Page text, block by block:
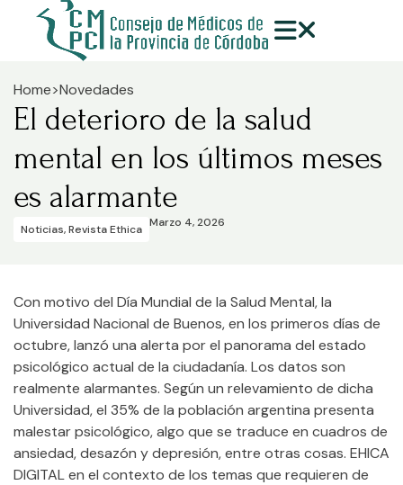
Home>Novedades
El deterioro de la salud
mental en los últimos meses
es alarmante
Noticias,Revista Ethica Marzo 4, 2026
Con motivo del Día Mundial de la Salud Mental, la
Universidad Nacional de Buenos, en los primeros días de
octubre, lanzó una alerta por el panorama del estado
psicológico actual de la ciudadanía. Los datos son
realmente alarmantes. Según un relevamiento de dicha
Universidad, el 35% de la población argentina presenta
malestar psicológico, algo que se traduce en cuadros de
ansiedad, desazón y depresión, entre otras cosas. EHICA
DIGITAL en el contexto de los temas que requieren de